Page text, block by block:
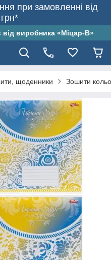
при замовленні від
від виробника «Міцар-В»
щоденники Зошити